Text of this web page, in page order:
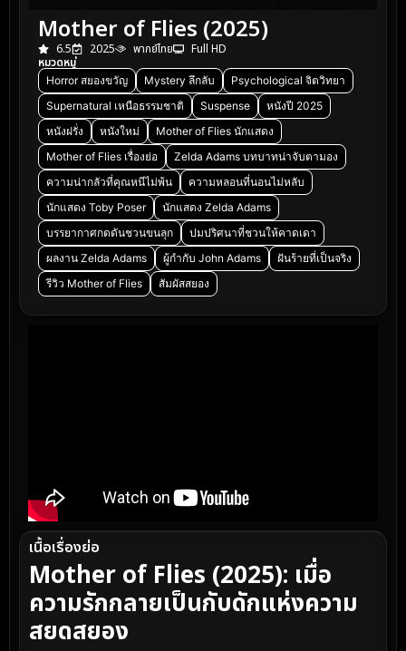
Mother of Flies (2025)
6.5 2025 พากย์ไทย
Full HD
หมวดหมู่
Horror สยองขวัญ Mystery ลึกลับ
Psychological จิตวิทยา
Supernatural เหนือธรรมชาติ
Suspense
หนังปี 2025
หนังฝรั่ง
หนังใหม่
Mother of Flies นักแสดง
Mother of Flies เรื่องย่อ
Zelda Adams บทบาทน่าจับตามอง
ความน่ากลัวที่คุณหนีไม่พ้น
ความหลอนที่นอนไม่หลับ
นักแสดง Toby Poser
นักแสดง Zelda Adams
บรรยากาศกดดันชวนขนลุก
ปมปริศนาที่ชวนให้คาดเดา
ผลงาน Zelda Adams
ผู้กำกับ John Adams
ฝันร้ายที่เป็นจริง
รีวิว Mother of Flies
สัมผัสสยอง
เนื้อเรื่องย่อ
Mother of Flies (2025): เมื่อ
ความรักกลายเป็นกับดักแห่งความ
สยดสยอง